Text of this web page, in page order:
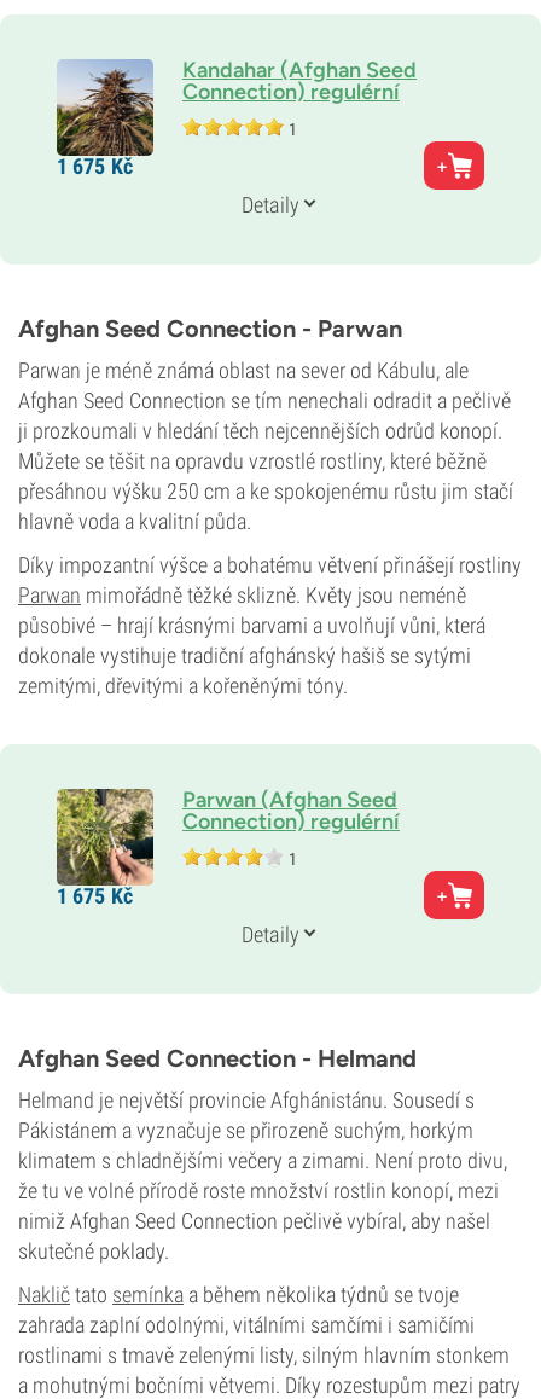
Kandahar (Afghan Seed
Connection) regulérní
1
Rodiče
Původní (landrace)
26%
Střední
Typ kvetení
Fotoperioda
1 675 Kč
Detaily
Afghan Seed Connection - Parwan
Parwan je méně známá oblast na sever od Kábulu, ale
Afghan Seed Connection se tím nenechali odradit a pečlivě
ji prozkoumali v hledání těch nejcennějších odrůd konopí.
Můžete se těšit na opravdu vzrostlé rostliny, které běžně
přesáhnou výšku 250 cm a ke spokojenému růstu jim stačí
hlavně voda a kvalitní půda.
Díky impozantní výšce a bohatému větvení přinášejí rostliny
Parwan mimořádně těžké sklizně. Květy jsou neméně
působivé – hrají krásnými barvami a uvolňují vůni, která
dokonale vystihuje tradiční afghánský hašiš se sytými
zemitými, dřevitými a kořeněnými tóny.
Parwan (Afghan Seed
Connection) regulérní
1
Rodiče
Původní (landrace) odrůda
18 %
Neznámé
Typ kvetení
Fotoperioda
1 675 Kč
Detaily
Afghan Seed Connection - Helmand
Helmand je největší provincie Afghánistánu. Sousedí s
Pákistánem a vyznačuje se přirozeně suchým, horkým
klimatem s chladnějšími večery a zimami. Není proto divu,
že tu ve volné přírodě roste množství rostlin konopí, mezi
nimiž Afghan Seed Connection pečlivě vybíral, aby našel
skutečné poklady.
Nakličtato semínka a během několika týdnů se tvoje
zahrada zaplní odolnými, vitálními samčími i samičími
rostlinami s tmavě zelenými listy, silným hlavním stonkem
a mohutnými bočními větvemi. Díky rozestupům mezi patry